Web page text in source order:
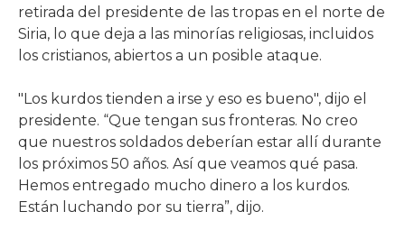
retirada del presidente de las tropas en el norte de
Siria, lo que deja a las minorías religiosas, incluidos
los cristianos, abiertos a un posible ataque.
"Los kurdos tienden a irse y eso es bueno", dijo el
presidente. “Que tengan sus fronteras. No creo
que nuestros soldados deberían estar allí durante
los próximos 50 años. Así que veamos qué pasa.
Hemos entregado mucho dinero a los kurdos.
Están luchando por su tierra”, dijo.